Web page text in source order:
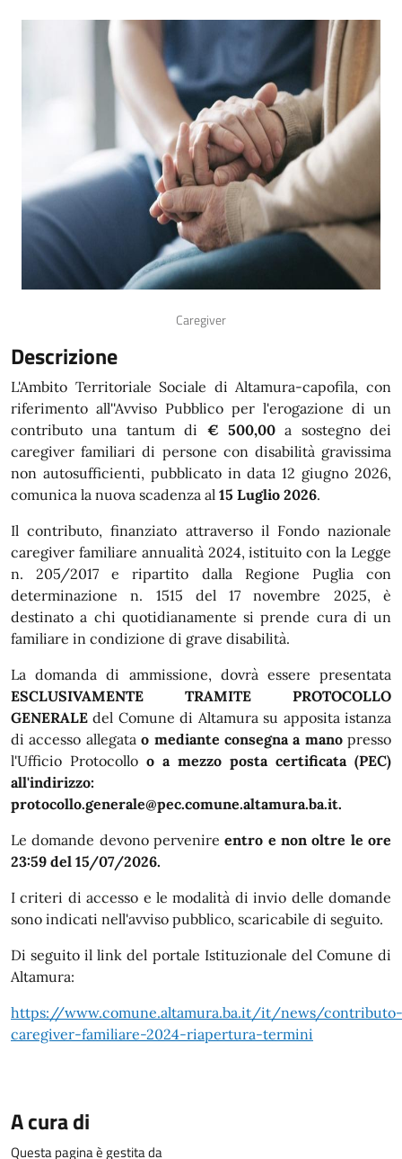
Caregiver
Descrizione
L'Ambito Territoriale Sociale di Altamura-capofila, con
riferimento all''Avviso Pubblico per l'erogazione di un
contributo una tantum di € 500,00a sostegno dei
caregiver familiari di persone con disabilità gravissima
non autosufficienti, pubblicato in data 12 giugno 2026,
comunica la nuova scadenza al 15 Luglio 2026.
Il contributo, finanziato attraverso il Fondo nazionale
caregiver familiare annualità 2024, istituito con la Legge
n. 205/2017 e ripartito dalla Regione Puglia con
determinazione n. 1515 del 17 novembre 2025, è
destinato a chi quotidianamente si prende cura di un
familiare in condizione di grave disabilità.
La domanda di ammissione, dovrà essere presentata
ESCLUSIVAMENTE TRAMITE PROTOCOLLO
GENERALE del Comune di Altamura su apposita istanza
di accesso allegatao mediante consegna a manopresso
l'Ufficio Protocollo o a mezzo posta certificata (PEC)
all'indirizzo:
protocollo.generale@pec.comune.altamura.ba.it.
Le domande devono pervenireentro e non oltre le ore
23:59 del 15/07/2026.
I criteri di accesso e le modalità di invio delle domande
sono indicati nell'avviso pubblico, scaricabile di seguito.
Di seguito il link del portale Istituzionale del Comune di
Altamura:
https://www.comune.altamura.ba.it/it/news/contributo-
caregiver-familiare-2024-riapertura-termini
A cura di
Questa pagina è gestita da